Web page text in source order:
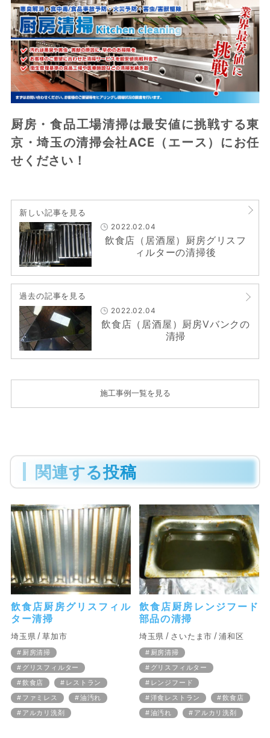
厨房・食品工場清掃は最安値に挑戦する東
京・埼玉の清掃会社ACE（エース）にお任
せください！
新しい記事を見る
2022.02.04
飲食店（居酒屋）厨房グリスフ
ィルターの清掃後
過去の記事を見る
2022.02.04
飲食店（居酒屋）厨房Vバンクの
清掃
施工事例一覧を見る
関連する投稿
飲食店厨房グリスフィル
ター清掃
埼玉県 草加市
厨房清掃
グリスフィルター
飲食店
レストラン
ファミレス
油汚れ
アルカリ洗剤
飲食店厨房レンジフード
部品の清掃
埼玉県 さいたま市 浦和区
厨房清掃
グリスフィルター
レンジフード
洋食レストラン
飲食店
油汚れ
アルカリ洗剤